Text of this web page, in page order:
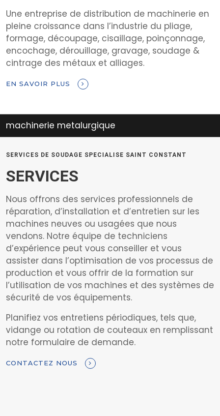
Une entreprise de distribution de machinerie en
pleine croissance dans l’industrie du pliage,
formage, découpage, cisaillage, poinçonnage,
encochage, dérouillage, gravage, soudage &
cintrage des métaux et alliages.
EN SAVOIR PLUS
metalurgique
SERVICES DE SOUDAGE SPECIALISE SAINT CONSTANT
SERVICES
Nous offrons des services professionnels de
réparation, d’installation et d’entretien sur les
machines neuves ou usagées que nous
vendons. Notre équipe de techniciens
d’expérience peut vous conseiller et vous
assister dans l’optimisation de vos processus de
production et vous offrir de la formation sur
l’utilisation de vos machines et des systèmes de
sécurité de vos équipements.
Planifiez vos entretiens périodiques, tels que,
vidange ou rotation de couteaux en remplissant
notre formulaire de demande.
CONTACTEZ NOUS